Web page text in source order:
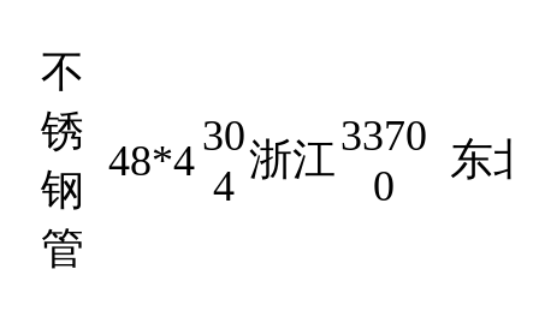
不
锈
钢
管
48*4
30
4
浙江3370
0
东北